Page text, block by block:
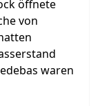
öffnete
von
waren